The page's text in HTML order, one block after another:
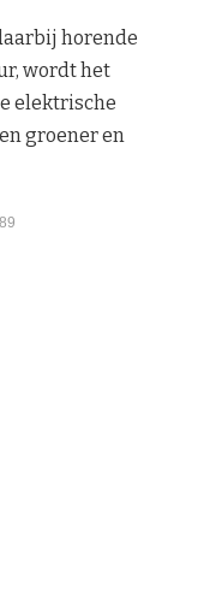
horende
wordt het
elektrische
groener en